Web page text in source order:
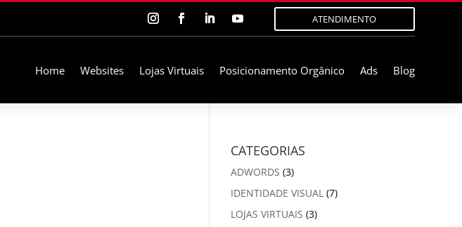
ATENDIMENTO
Home Websites Lojas Virtuais Posicionamento Orgânico Ads Blog
CATEGORIAS
ADWORDS (3)
IDENTIDADE VISUAL (7)
LOJAS VIRTUAIS (3)